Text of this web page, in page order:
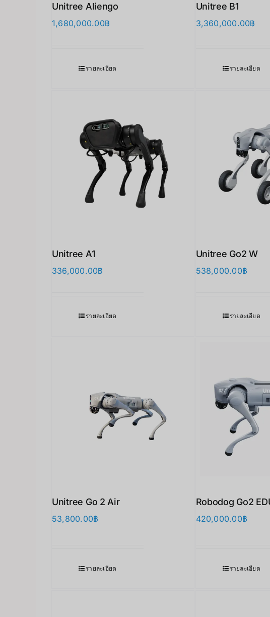
Unitree Aliengo
1,680,000.00฿
รายละเอียด
Unitree B1
3,360,000.00฿
รายละเอียด
Unitree A1
336,000.00฿
รายละเอียด
Unitree Go2 W
538,000.00฿
รายละเอียด
Unitree Go 2 Air
53,800.00฿
รายละเอียด
Robodog Go2
420,000.00฿
รายละเอียด